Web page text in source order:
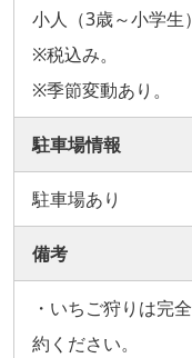
小人（3歳～小学生
※税込み。
※季節変動あり。
駐車場情報
駐車場あり
備考
・いちご狩りは完
約ください。